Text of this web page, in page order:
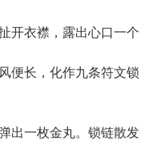
开衣襟，露出心口一个
便长，化作九条符文锁
一枚金丸。锁链散发